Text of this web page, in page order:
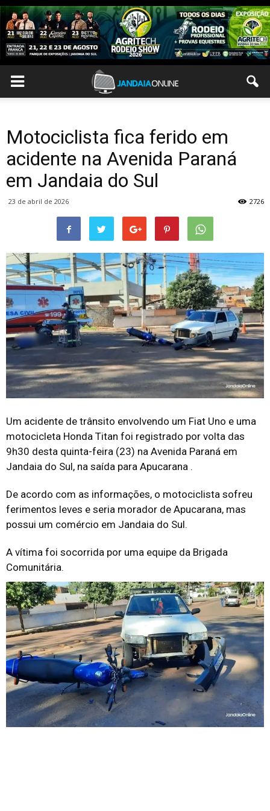
Motociclista fica ferido em
acidente na Avenida Paraná
em Jandaia do Sul
23 de abril de 2026 2726
Um acidente de trânsito envolvendo um Fiat Uno e uma
motocicleta Honda Titan foi registrado por volta das
9h30 desta quinta-feira (23) na Avenida Paraná em
Jandaia do Sul, na saída para Apucarana .
De acordo com as informações, o motociclista sofreu
ferimentos leves e seria morador de Apucarana, mas
possui um comércio em Jandaia do Sul.
A vítima foi socorrida por uma equipe da Brigada
Comunitária.